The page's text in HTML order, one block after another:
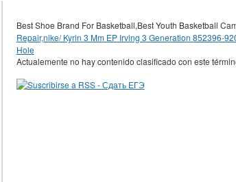
Best Shoe Brand For Basketball,Best Youth Basketball
Repair,nike/ Kyrin 3 Mm EP Irving 3 Generation 852396-
Hole
Actualemente no hay contenido clasificado con este